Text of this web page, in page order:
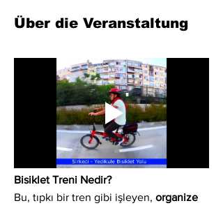
Über die Veranstaltung
Bisiklet Treni Nedir?
Bu, tıpkı bir tren gibi işleyen, organize